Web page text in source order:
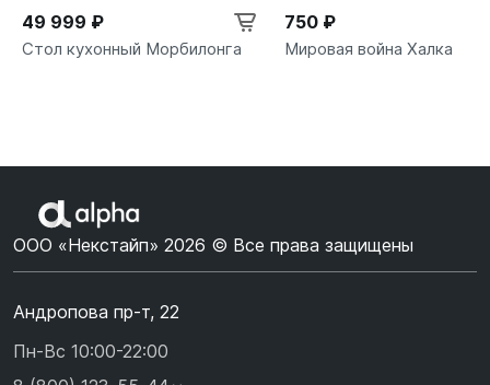
49 999 ₽
Стол кухонный Морбилонга
750 ₽
Мировая война Халка
ООО «Некстайп» 2026 © Все права защищены
Андропова пр-т, 22
Пн-Вс 10:00-22:00